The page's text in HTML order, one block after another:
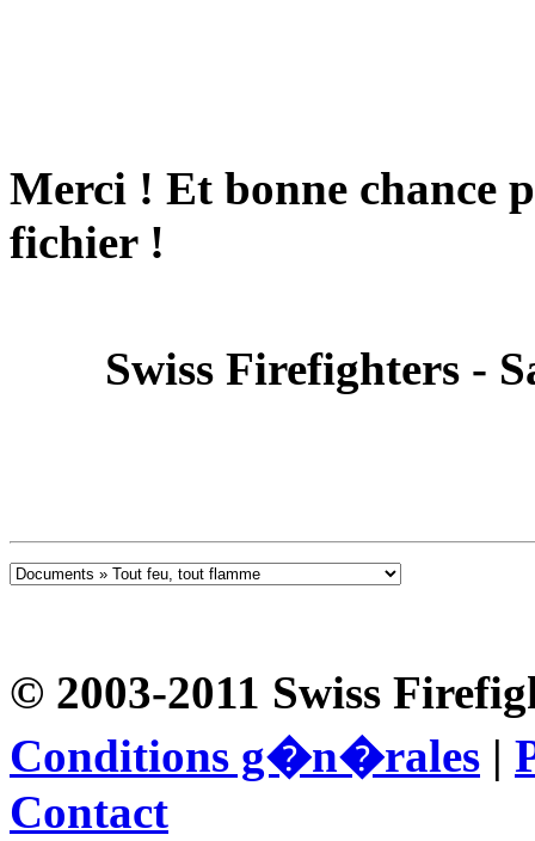
Merci ! Et bonne chance
fichier !
Swiss Firefighters -
© 2003-2011 Swiss
Conditions g�n�rales |
Contact